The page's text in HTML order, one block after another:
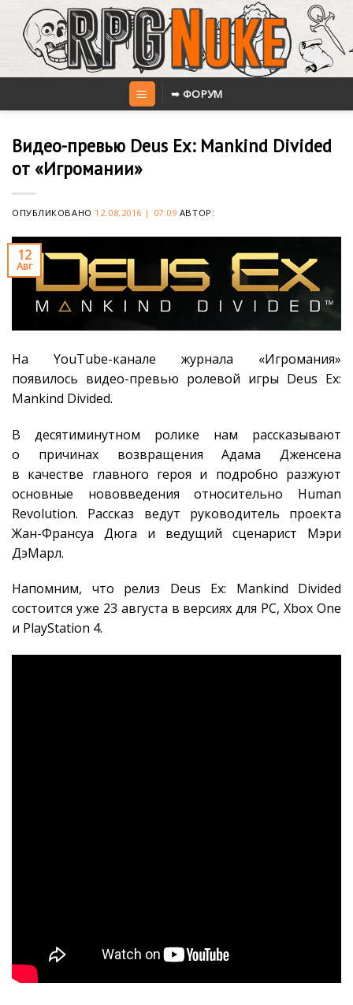
content
➥ ФОРУМ
Видео-превью Deus Ex: Mankind Divided
от «Игромании»
ОПУБЛИКОВАНО 12.08.2016 | 07:09 АВТОР:
12
Авг
На YouTube-канале журнала «Игромания»
появилось видео-превью ролевой игры Deus Ex:
Mankind Divided.
В десятиминутном ролике нам рассказывают
о причинах возвращения Адама Дженсена
в качестве главного героя и подробно разжуют
основные нововведения относительно Human
Revolution. Рассказ ведут руководитель проекта
Жан-Франсуа Дюга и ведущий сценарист Мэри
ДэМарл.
Напомним, что релиз Deus Ex: Mankind Divided
состоится уже 23 августа в версиях для PC, Xbox One
и PlayStation 4.